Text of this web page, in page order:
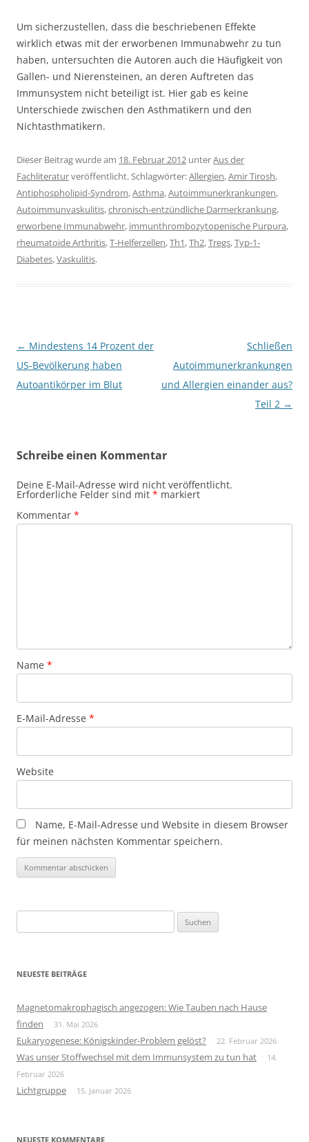
Um sicherzustellen, dass die beschriebenen Effekte
wirklich etwas mit der erworbenen Immunabwehr zu tun
haben, untersuchten die Autoren auch die Häufigkeit von
Gallen- und Nierensteinen, an deren Auftreten das
Immunsystem nicht beteiligt ist. Hier gab es keine
Unterschiede zwischen den Asthmatikern und den
Nichtasthmatikern.
Dieser Beitrag wurde am 18. Februar 2012 unterAus der
Fachliteraturveröffentlicht. Schlagwörter:Allergien,Amir Tirosh,
Antiphospholipid-Syndrom,Asthma,Autoimmunerkrankungen,
Autoimmunvaskulitis,chronisch-entzündliche Darmerkrankung,
erworbene Immunabwehr, immunthrombozytopenische Purpura,
rheumatoide Arthritis,T-Helferzellen,Th1,Th2,Tregs,Typ-1-
Diabetes,Vaskulitis.
Beitragsnavigation
← Mindestens 14 Prozent der
US-Bevölkerung haben
Autoantikörper im Blut
Schließen
Autoimmunerkrankungen
und Allergien einander aus?
Teil 2 →
Schreibe einen Kommentar
Deine E-Mail-Adresse wird nicht veröffentlicht.
Erforderliche Felder sind mit * markiert
Kommentar *
Name *
E-Mail-Adresse *
Website
Name, E-Mail-Adresse und Website in diesem Browser
für meinen nächsten Kommentar speichern.
nach:
NEUESTE BEITRÄGE
Magnetomakrophagisch angezogen: Wie Tauben nach Hause
finden
31. Mai 2026
Eukaryogenese: Königskinder-Problem gelöst? 22. Februar 2026
Was unser Stoffwechsel mit dem Immunsystem zu tun hat
14.
Februar 2026
Lichtgruppe 15. Januar 2026
NEUESTE KOMMENTARE